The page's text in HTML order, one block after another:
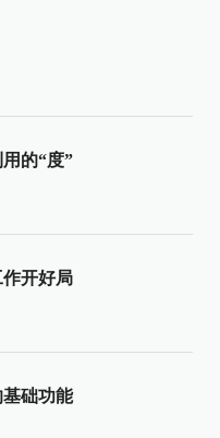
的“度”
开好局
础功能